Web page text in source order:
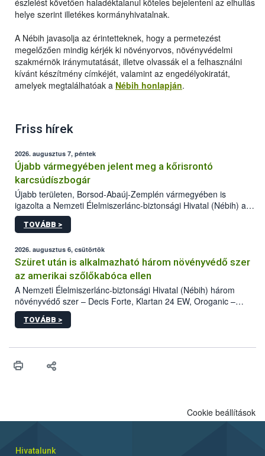
észlelést követően haladéktalanul köteles bejelenteni az elhullás
helye szerint illetékes kormányhivatalnak.
A Nébih javasolja az érintetteknek, hogy a permetezést
megelőzően mindig kérjék ki növényorvos, növényvédelmi
szakmérnök iránymutatását, illetve olvassák el a felhasználni
kívánt készítmény címkéjét, valamint az engedélyokiratát,
amelyek megtalálhatóak a Nébih honlapján.
Friss hírek
2026. augusztus 7, péntek
Újabb vármegyében jelent meg a kőrisrontó
karcsúdíszbogár
Újabb területen, Borsod-Abaúj-Zemplén vármegyében is
igazolta a Nemzeti Élelmiszerlánc-biztonsági Hivatal (Nébih) a
kőrisrontó karcsúdíszbogár (Agrilus planipennis) jelenlétét. A
kártevőt nem csak színcsapdában találták meg, de már fertőzött
az intenzív felderítést, emellett az intézkedéseket a szlovák
hatósággal is összehangolják a terjedés megállítása érdekében.
TOVÁBB >
2026. augusztus 6, csütörtök
Szüret után is alkalmazható három növényvédő szer
az amerikai szőlőkabóca ellen
A Nemzeti Élelmiszerlánc-biztonsági Hivatal (Nébih) három
növényvédő szer – Decis Forte, Klartan 24 EW, Oroganic –
engedélyokiratát módosította, így azok a szüretet követően,
egészen a vesszőérettség (BBCH 91) stádiumáig
érésű szőlőkben is legyen lehetőség a károsító elleni további
felhasználók számára is elérhető és ökológiai termesztésben is
TOVÁBB >
Cookie beállítások
Hivatalunk